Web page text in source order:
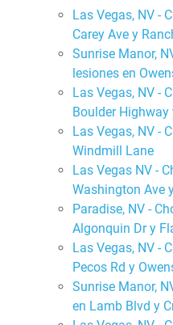
Las Vegas, NV -
Carey Ave y
Sunrise Manor,
lesiones en
Las Vegas, NV -
Boulder Highway
Las Vegas, NV -
Windmill Lane
Las Vegas NV -
Washington Ave
Paradise, NV -
Algonquin Dr y
Las Vegas, NV -
Pecos Rd y
Sunrise Manor,
en Lamb Blvd y